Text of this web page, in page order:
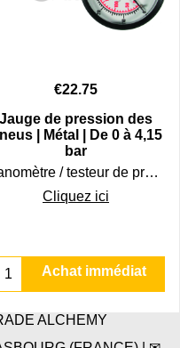
€22.75
Jauge de pression des
| Métal | De 0 à 4,15
bar
Manomètre / testeur de pression de pneus en métal / jauge de pression de 0 à 4,15 bars.
Cliquez ici
Achat immédiat
ALCHEMY